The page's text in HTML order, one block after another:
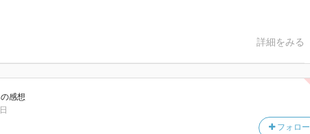
詳細をみる
の感想
フォロー